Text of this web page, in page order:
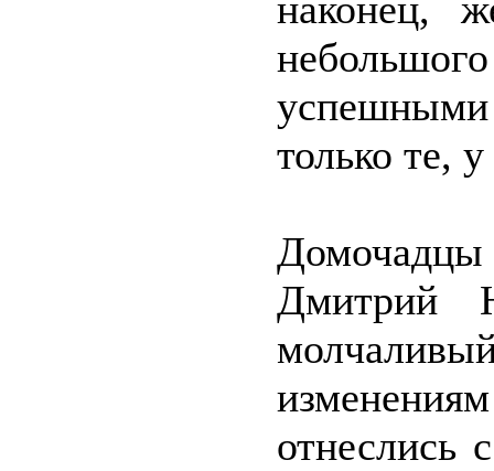
наконец,
только те,
Домочадцы
Дмитрий
отнеслись